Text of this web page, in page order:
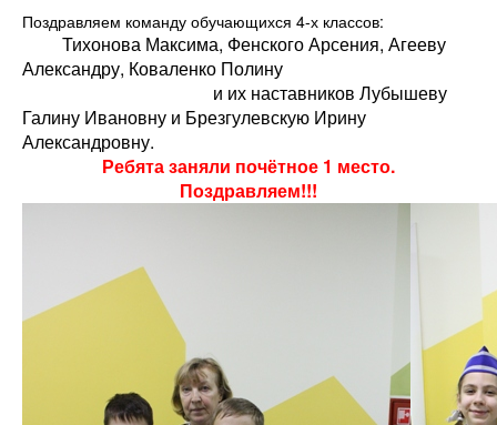
Поздравляем команду обучающихся 4-х классов:
Тихонова Максима, Фенского Арсения, Агееву
Александру, Коваленко Полину
и их наставников Лубышеву
Галину Ивановну и Брезгулевскую Ирину
Александровну.
Ребята заняли почётное 1 место.
Поздравляем!!!